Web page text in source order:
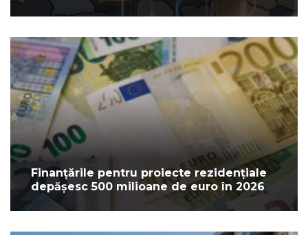
Finanțările pentru proiecte rezidențiale
depășesc 500 milioane de euro în 2026